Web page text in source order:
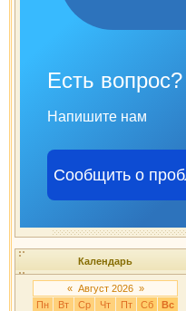
Есть вопрос?
Напишите нам
Сообщить о
Календарь
« Август 2026 »
Пн
Вт Ср Чт Пт Сб
Вс